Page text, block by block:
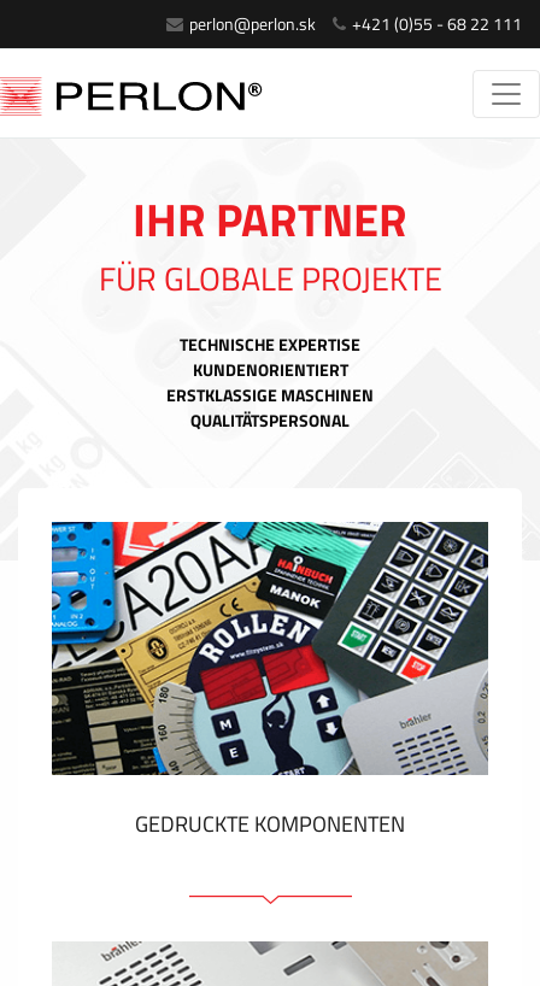
perlon@perlon.sk +421 (0)55 - 68 22 111
IHR PARTNER
FÜR GLOBALE PROJEKTE
TECHNISCHE EXPERTISE
KUNDENORIENTIERT
ERSTKLASSIGE MASCHINEN
QUALITÄTSPERSONAL
GEDRUCKTE KOMPONENTEN
Folienschilder